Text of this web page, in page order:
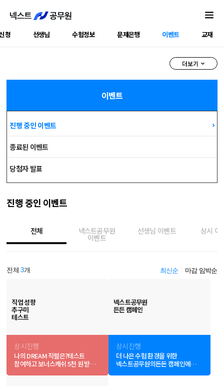
청 선생님 수험정보 문제은행 이벤트 교재
더보기
이벤트
진행 중인 이벤트
종료된 이벤트
당첨자 발표
진행 중인 이벤트
전체 넥스트공무원
이벤트
선생님 이벤트 상시 이
전체3개 최신순 마감 임박순
직업 성향
추구미
테스트
상시진행
나의 DREAM 직렬은?테스트
참여하고 보너스캐쉬 5천 원 받기
넥스트공무원
든든 캠페인
상시진행
더 나은 수험 환경을 위한
넥스트공무원의든든 캠페인에